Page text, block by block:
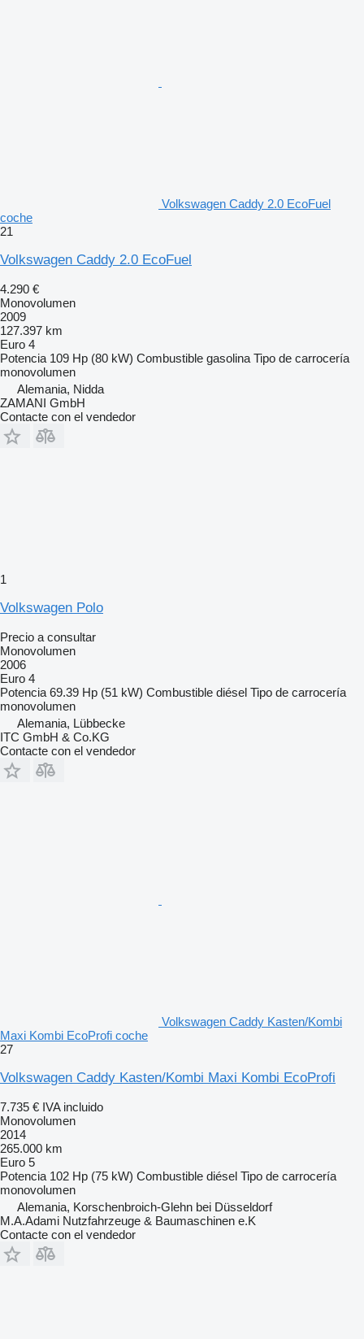
Volkswagen Caddy 2.0 EcoFuel
coche
21
Volkswagen Caddy 2.0 EcoFuel
4.290 €
Monovolumen
2009
127.397 km
Euro 4
Potencia 109 Hp (80 kW) Combustible gasolina Tipo de carrocería
monovolumen
Alemania, Nidda
ZAMANI GmbH
Contacte con el vendedor
1
Volkswagen Polo
Precio a consultar
Monovolumen
2006
Euro 4
Potencia 69.39 Hp (51 kW) Combustible diésel Tipo de carrocería
monovolumen
Alemania, Lübbecke
ITC GmbH & Co.KG
Contacte con el vendedor
Volkswagen Caddy Kasten/Kombi
Maxi Kombi EcoProfi coche
27
Volkswagen Caddy Kasten/Kombi Maxi Kombi EcoProfi
7.735 € IVA incluido
Monovolumen
2014
265.000 km
Euro 5
Potencia 102 Hp (75 kW) Combustible diésel Tipo de carrocería
monovolumen
Alemania, Korschenbroich-Glehn bei Düsseldorf
M.A.Adami Nutzfahrzeuge & Baumaschinen e.K
Contacte con el vendedor